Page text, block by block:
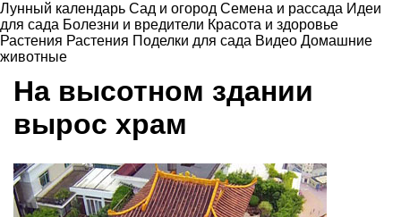
Лунный календарь Сад и огород Семена и рассада Идеи
для сада Болезни и вредители Красота и здоровье
Растения Растения Поделки для сада Видео Домашние
животные
На высотном здании
вырос храм